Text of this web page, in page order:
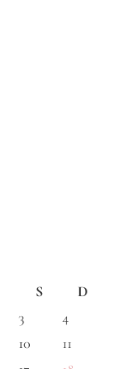
S
D
3
4
10
11